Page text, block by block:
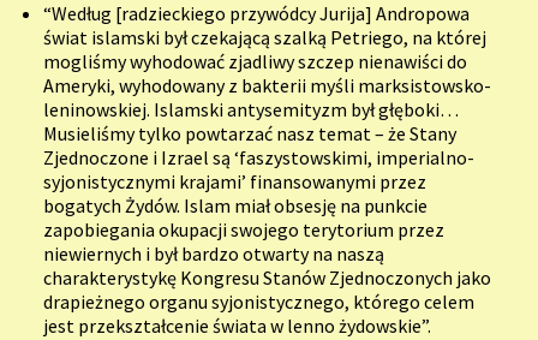
“Według [radzieckiego przywódcy Jurija] Andropowa
świat islamski był czekającą szalką Petriego, na której
mogliśmy wyhodować zjadliwy szczep nienawiści do
Ameryki, wyhodowany z bakterii myśli marksistowsko-
leninowskiej. Islamski antysemityzm był głęboki…
Musieliśmy tylko powtarzać nasz temat – że Stany
Zjednoczone i Izrael są ‘faszystowskimi, imperialno-
syjonistycznymi krajami’ finansowanymi przez
bogatych Żydów. Islam miał obsesję na punkcie
zapobiegania okupacji swojego terytorium przez
niewiernych i był bardzo otwarty na naszą
charakterystykę Kongresu Stanów Zjednoczonych jako
drapieżnego organu syjonistycznego, którego celem
jest przekształcenie świata w lenno żydowskie”.